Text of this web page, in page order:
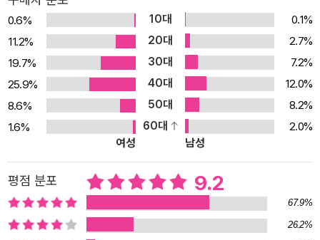
일까? 이 책은 이에 대해 미술은 과거를 보여주는 창이며 미래를 이
끄는 해답이 담겨 있기 때문이라고 답한다. 미술 평론가 존 러스킨은
“위대한 국가는 자서전을 세 권으로 나눠쓴다. 한 권은 행동, 한 권은
글, 나머지 한 권은 미술이다. 어느 한 권도 나머지 두 권을 먼저 읽지
않고서는 이해할 수 없지만, 그래도 그중 미술이 가장 믿을 만하
다.”고 말했다. 미술을 본다는 것은 그것을 낳은 시대를 정면으로 마
주한다는 말이며, 미래를 이끌어갈 통찰을 얻는 길이기도 하다. 그래
서 미술을 역사, 정치, 경제, 예술 등 모든 학문의 정수가 모인 ‘인문학
시, 이집트, 메소포타미아 문명과 미술, 2권 그리스·로마 문명과 미술
을 시작으로 중세기독교, 르네상스, 근대와 현대 미술까지 인간과 함
께한 미술의 모든 면모를 살펴볼 것이다. 쉽게 읽고 제대로 배우는 미
0.6% 10대
0.1%
11.2%
20대
2.7%
19.7%
30대
7.2%
25.9%
40대
12.0%
8.6%
50대
8.2%
1.6%
60대
2.0%
여성
남성
평점 분포 9.2
67.9%
26.2%